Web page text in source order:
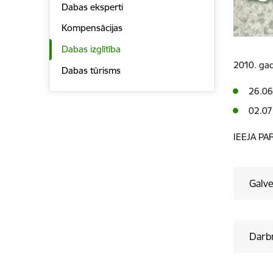
Dabas eksperti
Kompensācijas
Dabas izglītība
Dabas tūrisms
2010.
IEEJA